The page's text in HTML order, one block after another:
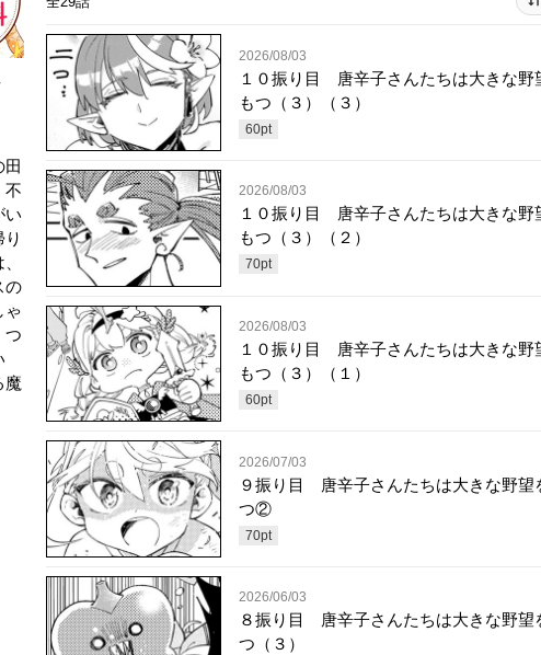
田
不
い
の
ゃ
つ
魔
2026/08/03
１０振り目 唐辛子さんたちは大きな野
もつ（３）（３）
60pt
2026/08/03
１０振り目 唐辛子さんたちは大きな野
もつ（３）（２）
70pt
2026/08/03
１０振り目 唐辛子さんたちは大きな野
もつ（３）（１）
60pt
2026/07/03
９振り目 唐辛子さんたちは大きな野望
つ②
70pt
2026/06/03
８振り目 唐辛子さんたちは大きな野望
つ（３）